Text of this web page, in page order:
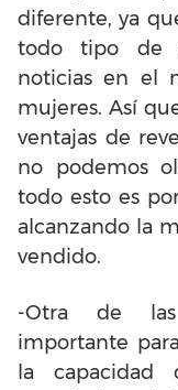
diferente, ya
todo tipo de
noticias en el
mujeres. Así
ventajas de
no podemos
todo esto es
alcanzando la
vendido.
-Otra de las
importante
la capacidad